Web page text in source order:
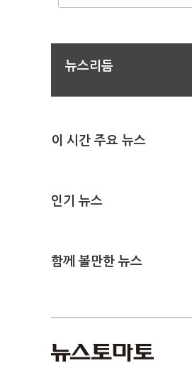
뉴스리듬
이 시간 주요 뉴스
인기 뉴스
함께 볼만한 뉴스